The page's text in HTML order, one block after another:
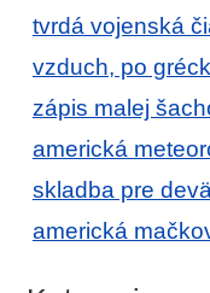
tvrdá vojenská
vzduch, po
zápis malej
americká
skladba pre
americká